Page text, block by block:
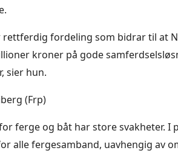
rettferdig fordeling som bidrar til at
kroner på gode
sier hun.
(Frp)
ferge og båt har store svakheter. I
alle fergesamband, uavhengig av